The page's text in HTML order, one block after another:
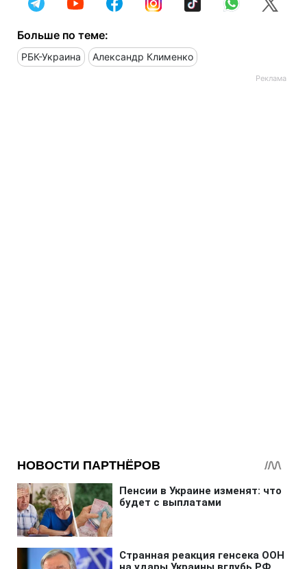
Больше по теме:
РБК-Украина Александр Клименко